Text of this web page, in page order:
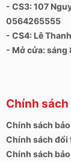
- CS3: 107
0564265555
- CS4: Lê
- Mở cửa:
Chính
Chính sách
Chính sách đổi
Chính sách